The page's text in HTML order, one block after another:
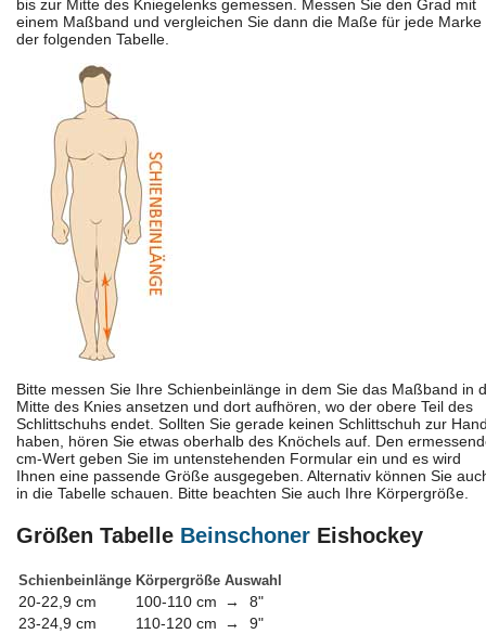
bis zur Mitte des Kniegelenks gemessen. Messen Sie den Grad mit
einem Maßband und vergleichen Sie dann die Maße für jede Marke
der folgenden Tabelle.
Bitte messen Sie Ihre Schienbeinlänge in dem Sie das Maßband in
Mitte des Knies ansetzen und dort aufhören, wo der obere Teil des
Schlittschuhs endet. Sollten Sie gerade keinen Schlittschuh zur
haben, hören Sie etwas oberhalb des Knöchels auf. Den
cm-Wert geben Sie im untenstehenden Formular ein und es wird
Ihnen eine passende Größe ausgegeben. Alternativ können Sie
in die Tabelle schauen. Bitte beachten Sie auch Ihre Körpergröße.
Größen Tabelle Beinschoner Eishockey
Schienbeinlänge Körpergröße Auswahl
20-22,9 cm 100-110 cm →
8"
23-24,9 cm
110-120 cm →
9"